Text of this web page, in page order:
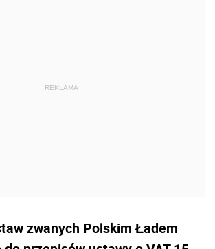
zwanych Polskim Ładem